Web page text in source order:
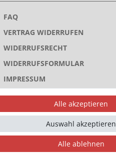
FAQ
VERTRAG WIDERRUFEN
WIDERRUFSRECHT
WIDERRUFSFORMULAR
IMPRESSUM
DATENSCHUTZERKLÄRUNG
AGB
Alle akzeptieren
Alle ablehnen
Auswahl akzeptieren